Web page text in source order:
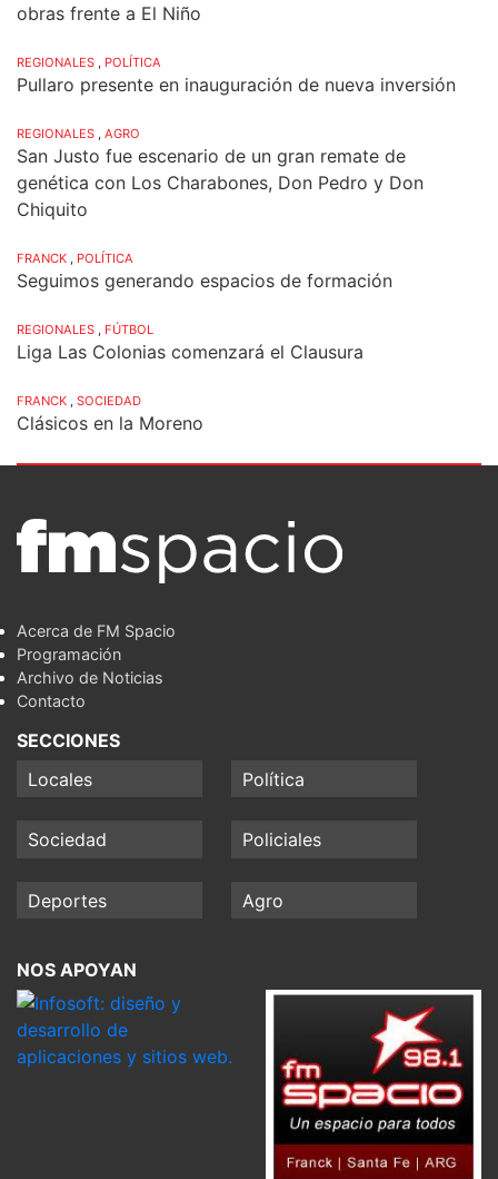
obras frente a El Niño
REGIONALES , POLÍTICA
Pullaro presente en inauguración de nueva inversión
REGIONALES , AGRO
San Justo fue escenario de un gran remate de
genética con Los Charabones, Don Pedro y Don
Chiquito
FRANCK , POLÍTICA
Seguimos generando espacios de formación
REGIONALES , FÚTBOL
Liga Las Colonias comenzará el Clausura
FRANCK , SOCIEDAD
Clásicos en la Moreno
Acerca de FM Spacio
Programación
Archivo de Noticias
Contacto
SECCIONES
Locales
Política
Sociedad Policiales
Deportes Agro
NOS APOYAN